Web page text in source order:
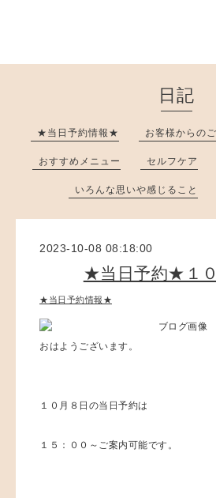
日記
★当日予約情報★ お客様からの
おすすめメニュー セルフケア
いろんな思いや感じること
2023-10-08 08:18:00
★当日予約★１
★当日予約情報★
おはようございます。
１０月８日の当日予約は
１５：００～ご案内可能です。